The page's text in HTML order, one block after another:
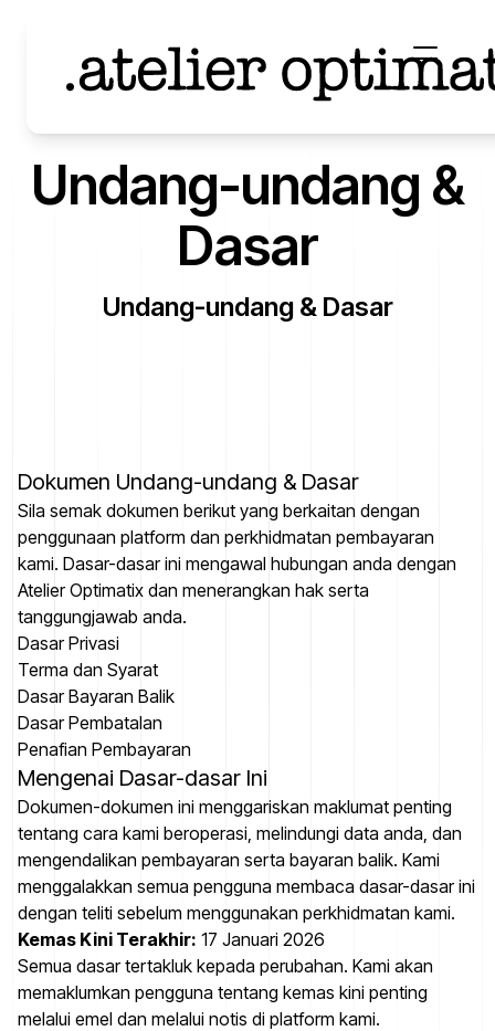
Undang-undang &
Dasar
Undang-undang & Dasar
Dokumen Undang-undang & Dasar
Sila semak dokumen berikut yang berkaitan dengan
penggunaan platform dan perkhidmatan pembayaran
kami. Dasar-dasar ini mengawal hubungan anda dengan
Atelier Optimatix dan menerangkan hak serta
tanggungjawab anda.
Dasar Privasi
Terma dan Syarat
Dasar Bayaran Balik
Dasar Pembatalan
Penafian Pembayaran
Mengenai Dasar-dasar Ini
Dokumen-dokumen ini menggariskan maklumat penting
tentang cara kami beroperasi, melindungi data anda, dan
mengendalikan pembayaran serta bayaran balik. Kami
menggalakkan semua pengguna membaca dasar-dasar ini
dengan teliti sebelum menggunakan perkhidmatan kami.
Kemas Kini Terakhir: 17 Januari 2026
Semua dasar tertakluk kepada perubahan. Kami akan
memaklumkan pengguna tentang kemas kini penting
melalui emel dan melalui notis di platform kami.